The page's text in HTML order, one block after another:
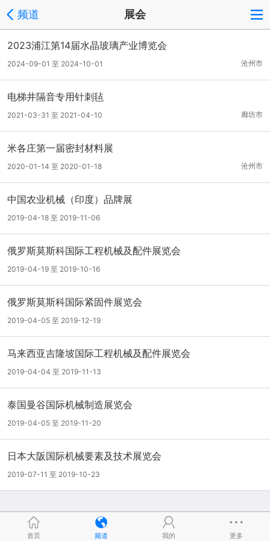
频道 展会
2023浦江第14届水晶玻璃产业博览会
沧州市
2024-09-01 至 2024-10-01
电梯井隔音专用针刺毡
廊坊市
2021-03-31 至 2021-04-10
米各庄第一届密封材料展
沧州市
2020-01-14 至 2020-01-18
中国农业机械（印度）品牌展
2019-04-18 至 2019-11-06
俄罗斯莫斯科国际工程机械及配件展览会
2019-04-19 至 2019-10-16
俄罗斯莫斯科国际紧固件展览会
2019-04-05 至 2019-12-19
马来西亚吉隆坡国际工程机械及配件展览会
2019-04-04 至 2019-11-13
泰国曼谷国际机械制造展览会
2019-04-05 至 2019-11-20
日本大阪国际机械要素及技术展览会
2019-07-11 至 2019-10-23
首页 频道 我的 更多